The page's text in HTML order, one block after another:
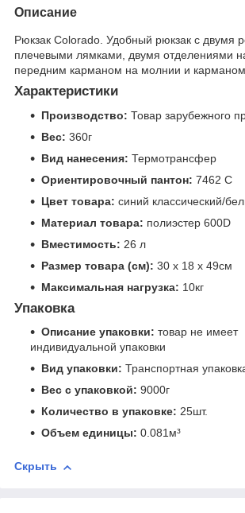
Описание
Рюкзак Colorado. Удобный рюкзак с двумя
плечевыми лямками, двумя отделениями
передним карманом на молнии и карманом
Характеристики
Производство: Товар зарубежного
Вес: 360г
Вид нанесения: Термотрансфер
Ориентировочный пантон: 7462 C
Цвет товара: синий классический/
Материал товара: полиэстер 600D
Вместимость: 26 л
Размер товара (см): 30 х 18 х 49см
Максимальная нагрузка: 10кг
Упаковка
Описание упаковки: товар не имеет
индивидуальной упаковки
Вид упаковки: Транспортная
Вес с упаковкой: 9000г
Количество в упаковке: 25шт.
Объем единицы: 0.081м³
Скрыть